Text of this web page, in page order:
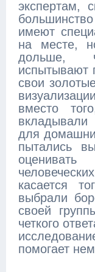
экспертам,
имеют
на месте,
дольше,
испытывают
свои
вместо
для
пытались
касается
выбрали
своей
четкого
помогает